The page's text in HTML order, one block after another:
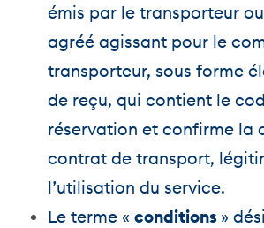
émis par le transporteur
agréé agissant pour le
transporteur, sous forme
de reçu, qui contient le
réservation et confirme la
contrat de transport,
l’utilisation du service.
Le terme « conditions »